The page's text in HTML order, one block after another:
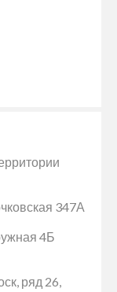
347А
4Б
ряд 26,